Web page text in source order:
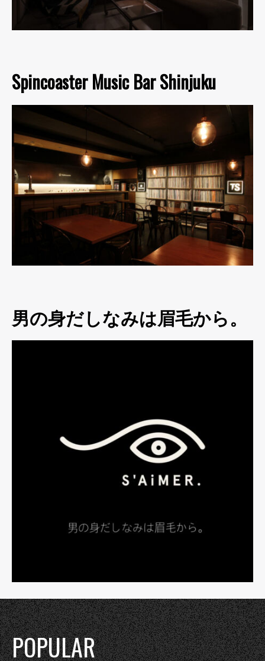
Spincoaster Music Bar Shinjuku
男の身だしなみは眉毛から。
POPULAR